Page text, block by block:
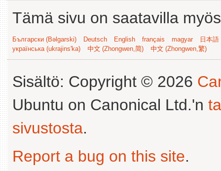
Tämä sivu on saatavilla
Български (Bəlgarski) Deutsch English français magyar
日本
українська (ukrajins'ka)
中文 (Zhongwen,简) 中文 (Zhongwen,繁)
Sisältö: Copyright © 2026
Ubuntu on Canonical Ltd.'n
sivustosta.
Report a bug on this site.